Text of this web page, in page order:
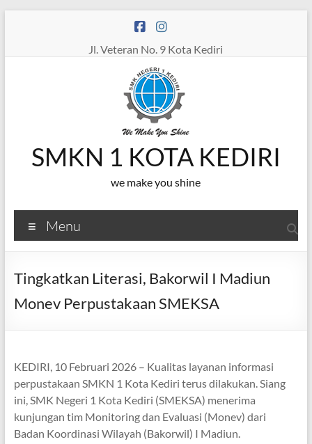
Jl. Veteran No. 9 Kota Kediri
SMKN 1 KOTA KEDIRI
we make you shine
Menu
Tingkatkan Literasi, Bakorwil I Madiun
Monev Perpustakaan SMEKSA
KEDIRI, 10 Februari 2026 – Kualitas layanan informasi
perpustakaan SMKN 1 Kota Kediri terus dilakukan. Siang
ini, SMK Negeri 1 Kota Kediri (SMEKSA) menerima
kunjungan tim Monitoring dan Evaluasi (Monev) dari
Badan Koordinasi Wilayah (Bakorwil) I Madiun.